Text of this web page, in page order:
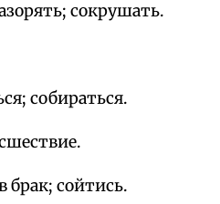
сокрушать.
собираться.
брак; сойтись.